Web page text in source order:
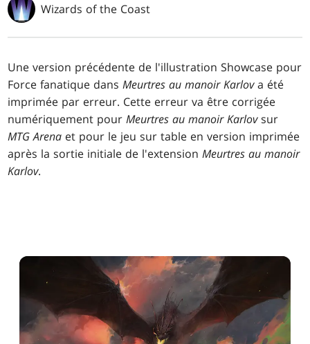
Wizards of the Coast
Une version précédente de l'illustration Showcase pour
Force fanatique dansMeurtres au manoir Karlova été
imprimée par erreur. Cette erreur va être corrigée
numériquement pourMeurtres au manoir Karlovsur
MTG Arena et pour le jeu sur table en version imprimée
après la sortie initiale de l'extensionMeurtres au manoir
Karlov.